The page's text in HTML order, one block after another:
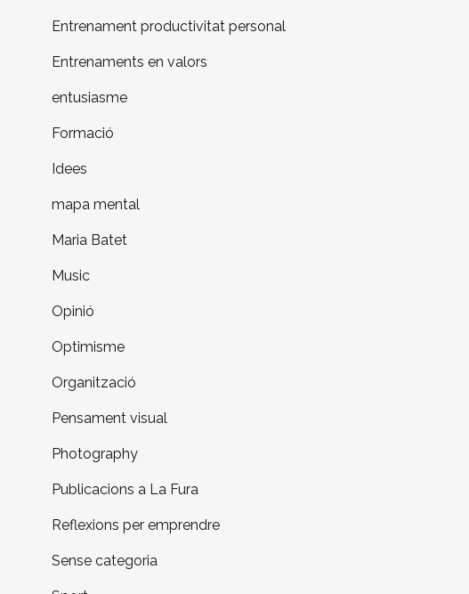
Entrenament productivitat personal
Entrenaments en valors
entusiasme
Formació
Idees
mapa mental
Maria Batet
Music
Opinió
Optimisme
Organització
Pensament visual
Photography
Publicacions a La Fura
Reflexions per emprendre
Sense categoria